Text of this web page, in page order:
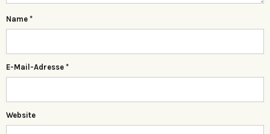
Name *
E-Mail-Adresse *
Website